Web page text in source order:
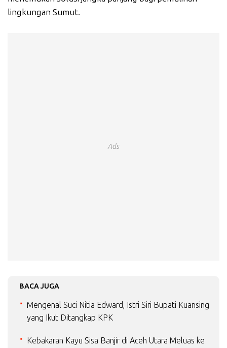
lingkungan Sumut.
Ads
BACA JUGA
Mengenal Suci Nitia Edward, Istri Siri Bupati Kuansing
yang Ikut Ditangkap KPK
Kebakaran Kayu Sisa Banjir di Aceh Utara Meluas ke